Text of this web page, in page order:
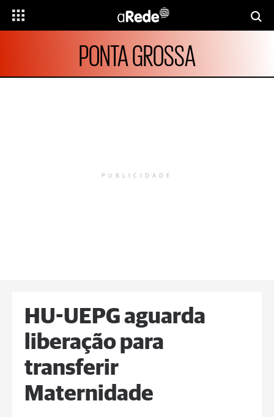
PONTA GROSSA
PUBLICIDADE
HU-UEPG aguarda
liberação para
transferir
Maternidade